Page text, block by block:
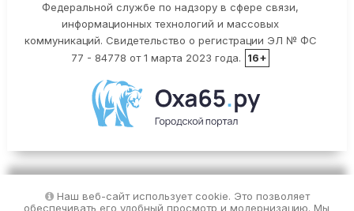
Федеральной службе по надзору в сфере связи,
информационных технологий и массовых
коммуникаций. Свидетельство о регистрации ЭЛ № ФС
77 - 84778 от 1 марта 2023 года.
16+
Наш веб-сайт использует cookie. Это позволяет
обеспечивать его удобный просмотр и модернизацию. Мы